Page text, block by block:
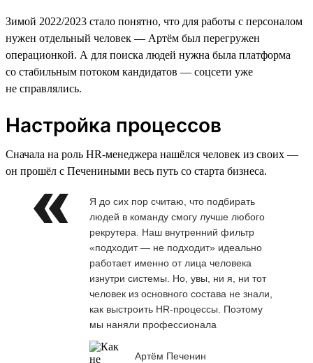
Зимой 2022/2023 стало понятно, что для работы с персоналом
нужен отдельный человек — Артём был перегружен
операционкой. А для поиска людей нужна была платформа
со стабильным потоком кандидатов — соцсети уже
не справлялись.
Настройка процессов
Сначала на роль HR-менеджера нашёлся человек из своих —
он прошёл с Печениными весь путь со старта бизнеса.
Я до сих пор считаю, что подбирать
людей в команду смогу лучше любого
рекрутера. Наш внутренний фильтр
«подходит — не подходит» идеально
работает именно от лица человека
изнутри системы. Но, увы, ни я, ни тот
человек из основного состава не знали,
как выстроить HR-процессы. Поэтому
мы наняли профессионала
Артём Печенин